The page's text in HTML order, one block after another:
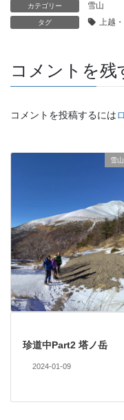
カテゴリー 雪山
タグ 上越
コメントを残
コメントを投稿するには
雪山
珍道中Part2 塔ノ岳
2024-01-09